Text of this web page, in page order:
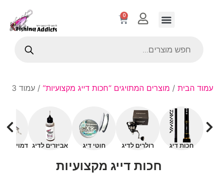
0
עמוד הבית / מוצרים המתויגים “חכות דייג מקצועיות” / עמוד 3
חכות דיג רולרים לדיג חוטי דיג אביזרים לדיג דמויים
חכות דייג מקצועיות